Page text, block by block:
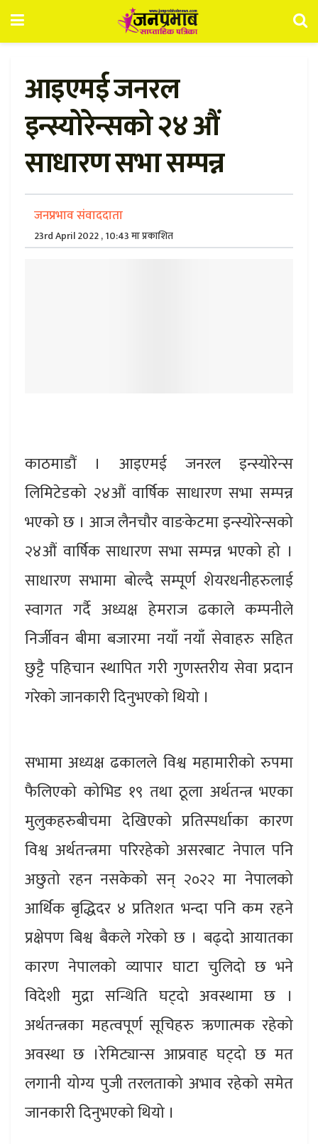
आइएमई जनरल
इन्स्योरेन्सको २४ औं
साधारण सभा सम्पन्न
जनप्रभाव संवाददाता
23rd April 2022 , 10:43 मा प्रकाशित
काठमाडौं । आइएमई जनरल इन्स्योरेन्स
लिमिटेडको २४औं वार्षिक साधारण सभा सम्पन्न
भएको छ । आज लैनचौर वाङकेटमा इन्स्योरेन्सको
२४औं वार्षिक साधारण सभा सम्पन्न भएको हो ।
साधारण सभामा बोल्दै सम्पूर्ण शेयरधनीहरुलाई
स्वागत गर्दै अध्यक्ष हेमराज ढकाले कम्पनीले
निर्जीवन बीमा बजारमा नयाँ नयाँ सेवाहरु सहित
छुट्टै पहिचान स्थापित गरी गुणस्तरीय सेवा प्रदान
गरेको जानकारी दिनुभएको थियो ।
सभामा अध्यक्ष ढकालले विश्व महामारीको रुपमा
फैलिएको कोभिड १९ तथा ठूला अर्थतन्त्र भएका
मुलुकहरुबीचमा देखिएको प्रतिस्पर्धाका कारण
विश्व अर्थतन्त्रमा परिरहेको असरबाट नेपाल पनि
अछुतो रहन नसकेको सन् २०२२ मा नेपालको
आर्थिक बृद्धिदर ४ प्रतिशत भन्दा पनि कम रहने
प्रक्षेपण बिश्व बैकले गरेको छ । बढ्दो आयातका
कारण नेपालको व्यापार घाटा चुलिदो छ भने
विदेशी मुद्रा सन्थिति घट्दो अवस्थामा छ ।
अर्थतन्त्रका महत्वपूर्ण सूचिहरु ऋणात्मक रहेको
अवस्था छ ।रेमिट्यान्स आप्रवाह घट्दो छ मत
लगानी योग्य पुजी तरलताको अभाव रहेको समेत
जानकारी दिनुभएको थियो ।